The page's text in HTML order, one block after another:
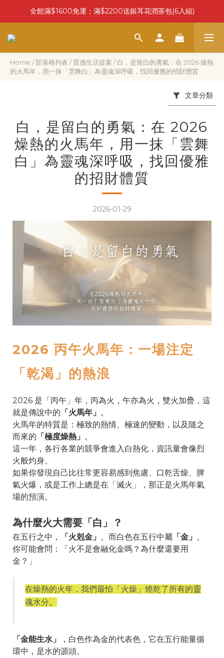
全館滿$1600免運；滿$2200送銀耳花潤茶包(6入組)
Home /部落格列表 /質感生活提案 /白，是留白的勇氣：在 2026 燥熱
的火馬年，用一抹「雲舞白」為靈魂深呼吸，找回優雅的招財體質
文章分類
白，是留白的勇氣：在 2026
燥熱的火馬年，用一抹「雲舞
白」為靈魂深呼吸，找回優雅
的招財體質
2026-01-29
2026 丙午火馬年：一場注定
「乾渴」的熱浪
2026 是「丙午」年，丙為火，午亦為火，雙火加疊，這
就是傳說中的 「火馬年」 。
火馬年的特質是：極致的熱情、極速的變動，以及隨之
而來的 「極度燥熱」 。
這一年，各行各業的競爭會進入白熱化，資訊量會像烈
火般灼身。
如果你發現自己比往常更容易感到焦慮、口乾舌燥、脾
氣火爆，或是工作上總是在「滅火」，那正是火馬年氣
場的預演。
為什麼火大需要「白」？
在五行之中， 「火剋金」 。而白色在五行中屬 「金」 。
你可能會問：「火不是會融化金嗎？為什麼還要用
金？」
在燥熱的火年，我們最怕「火燥」燒乾了所有的靈
魂水分。
「金能生水」
，白色作為金的代表色，它在五行能量循
環中，是水的源頭。